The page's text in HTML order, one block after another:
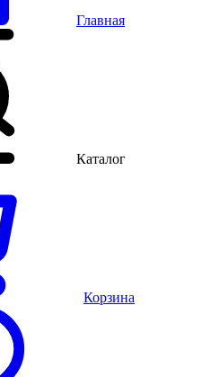
Главная
Каталог
Корзина